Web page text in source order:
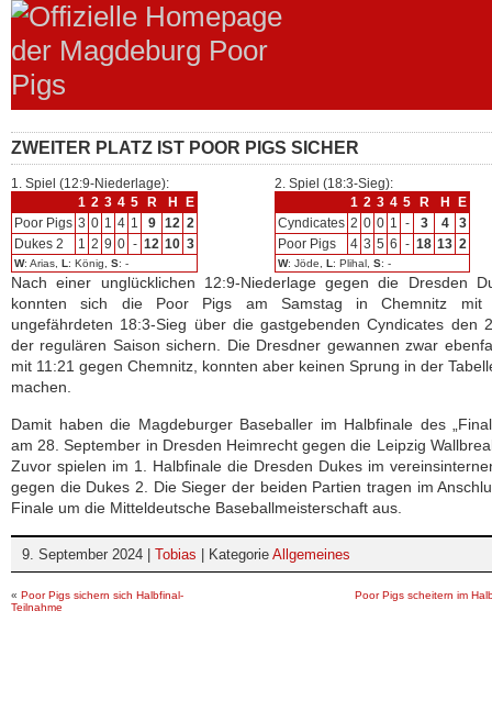
ZWEITER PLATZ IST POOR PIGS SICHER
1. Spiel (12:9-Niederlage):
1 2 3 4 5 R H
E
Poor Pigs 3 0 1 4 1 9 12 2
Dukes 2
1 2 9 0 - 12 10 3
W: Arias, L : König, S: -
2. Spiel (18:3-Sieg):
1 2 3 4 5 R H
E
Cyndicates 2 0 0 1 - 3 4
3
Poor Pigs
4 3 5 6 - 18 13 2
W: Jöde, L : Plihal, S: -
Nach einer unglücklichen 12:9-Niederlage gegen die Dresden
konnten sich die Poor Pigs am Samstag in Chemnitz mit
ungefährdeten 18:3-Sieg über die gastgebenden Cyndicates den
der regulären Saison sichern. Die Dresdner gewannen zwar
mit 11:21 gegen Chemnitz, konnten aber keinen Sprung in der
machen.
Damit haben die Magdeburger Baseballer im Halbfinale des
am 28. September in Dresden Heimrecht gegen die Leipzig
Zuvor spielen im 1. Halbfinale die Dresden Dukes im
gegen die Dukes 2. Die Sieger der beiden Partien tragen im
Finale um die Mitteldeutsche Baseballmeisterschaft aus.
9. September 2024 | Tobias | Kategorie Allgemeines
« Poor Pigs sichern sich Halbfinal-
Teilnahme
Poor Pigs scheitern im